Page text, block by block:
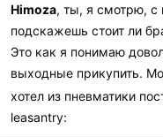
и
л
и
Himoza, ты, я смотрю, с
подскажешь стоит ли
Это как я понимаю
выходные прикупить.
хотел из пневматики
leasantry: